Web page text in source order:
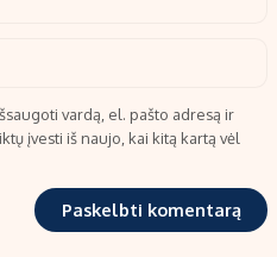
vardą, el. pašto adresą ir
įvesti iš naujo, kai kitą kartą vėl